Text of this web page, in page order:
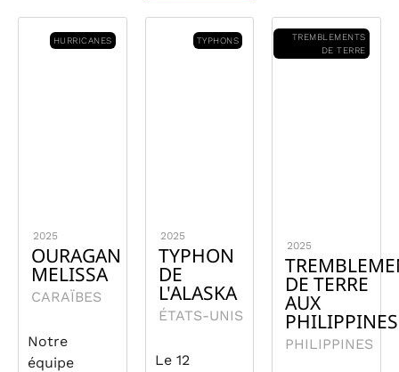
HURRICANES
2025
OURAGAN
MELISSA
CARAÏBES
Notre
équipe
TYPHONS
2025
TYPHON
DE
L'ALASKA
ÉTATS-UNIS
Le 12
TREMBLEMENTS
DE TERRE
2025
DE TERRE
AUX
PHILIPPINES
PHILIPPINES